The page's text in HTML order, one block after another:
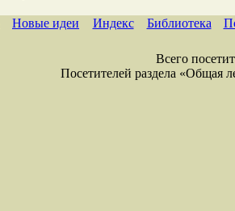
Новые идеи Индекс Библиотека
Всего
Посетителей раздела «Общая